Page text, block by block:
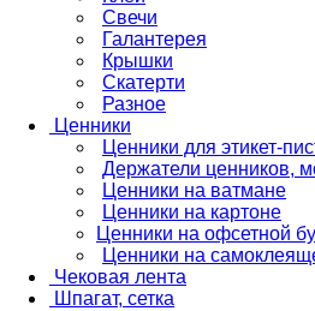
Свечи
Галантерея
Крышки
Скатерти
Разное
Ценники
Ценники для этикет-
Держатели ценников,
Ценники на ватмане
Ценники на картоне
Ценники на офсетной
Ценники на
Чековая лента
Шпагат, сетка